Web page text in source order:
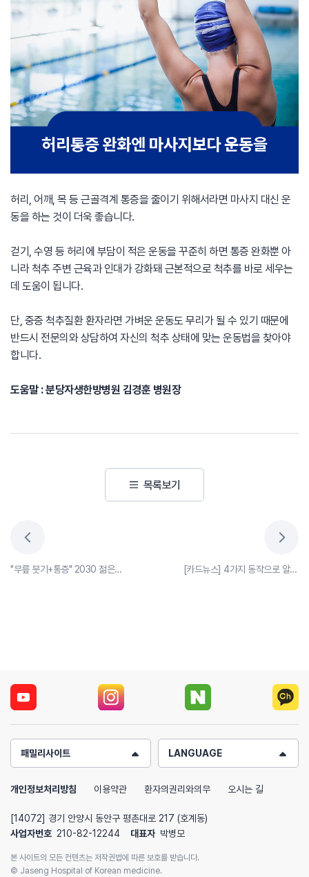
허리, 어깨, 목 등 근골격계 통증을 줄이기 위해서라면 마사지 대신 운
동을 하는 것이 더욱 좋습니다.
걷기, 수영 등 허리에 부담이 적은 운동을 꾸준히 하면 통증 완화뿐 아
니라 척추 주변 근육과 인대가 강화돼 근본적으로 척추를 바로 세우는
데 도움이 됩니다.
단, 중증 척추질환 환자라면 가벼운 운동도 무리가 될 수 있기 때문에
반드시 전문의와 상담하여 자신의 척추 상태에 맞는 운동법을 찾아야
합니다.
도움말 : 분당자생한방병원 김경훈 병원장
"무릎 붓기+통증" 2030 젊은층 위협하는 슬개골연골연화증
목록보기
[카드뉴스] 4가지 동작으로 알아보는 허리디스크 자가진단법
패밀리사이트 LANGUAGE
개인정보처리방침 이용약관 환자의권리와의무 오시는 길
[14072] 경기 안양시 동안구 평촌대로 217 (호계동)
사업자번호 210-82-12244 대표자 박병모
본 사이트의 모든 컨텐츠는 저작권법에 따른 보호를 받습니다.
© Jaseng Hospital of Korean medicine.